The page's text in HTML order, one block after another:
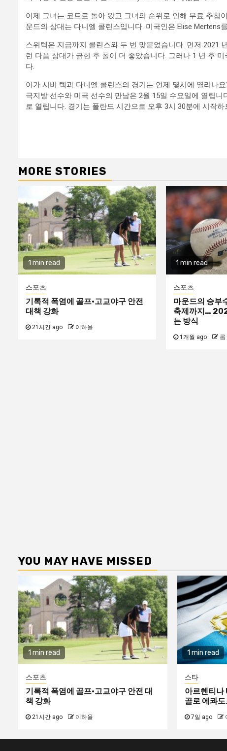
이제 그녀는 코트로 돌아 왔고 그녀의 순위로 인해 무료 추첨
운드의 상대는 다니엘 콜린스입니다. 미국인은 Elise Mertens
스위텍은 지금까지 콜린스와 두 번 맞붙었습니다. 먼저 2021
런 다음 상대가 긁힌 후 폴이 더 좋았습니다. 그러나 1 년 후
다.
이가 시비 텍과 다니엘 콜린스의 경기는 언제 몇시에 열리나요
극지방 선수와 미국 선수의 만남은 2월 15일 수요일에 열립
로 열립니다. 경기는 폴란드 시간으로 오후 3시 30분에 시작
MORE STORIES
1 min read
스포츠
기록적 폭염에 골프·고교야구 안전
대책 강화
21시간 ago 이하율
1 min read
스포츠
마운드의 승부
축제까지…
는 방식
1개월 ago 롭
YOU MAY HAVE MISSED
1 min read
스포츠
기록적 폭염에 골프·고교야구 안전 대
책 강화
21시간 ago 이하율
1 min read
스타
아르헨티나
골로 에콰
7일 ago